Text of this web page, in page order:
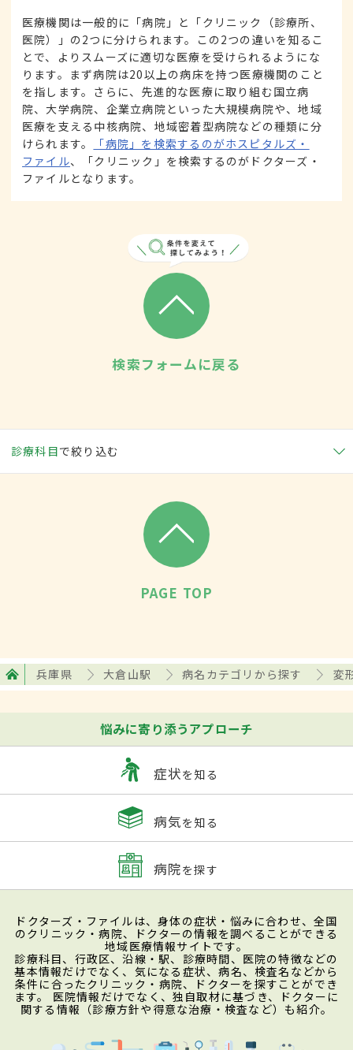
医療機関は一般的に「病院」と「クリニック（診療所、
医院）」の2つに分けられます。この2つの違いを知るこ
とで、よりスムーズに適切な医療を受けられるようにな
ります。まず病院は20以上の病床を持つ医療機関のこと
を指します。さらに、先進的な医療に取り組む国立病
院、大学病院、企業立病院といった大規模病院や、地域
医療を支える中核病院、地域密着型病院などの種類に分
けられます。
「病院」を検索するのがホスピタルズ・
ファイル、「クリニック」を検索するのがドクターズ・
ファイルとなります。
検索フォームに戻る
診療科目で絞り込む
PAGE TOP
兵庫県 大倉山駅 病名カテゴリから探す 変
悩みに寄り添うアプローチ
症状を知る
病気を知る
病院を探す
ドクターズ・ファイルは、身体の症状・悩みに合わせ、全国
のクリニック・病院、ドクターの情報を調べることができる
地域医療情報サイトです。
診療科目、行政区、沿線・駅、診療時間、医院の特徴などの
基本情報だけでなく、気になる症状、病名、検査名などから
条件に合ったクリニック・病院、ドクターを探すことができ
ます。 医院情報だけでなく、独自取材に基づき、ドクターに
関する情報（診療方針や得意な治療・検査など）も紹介。